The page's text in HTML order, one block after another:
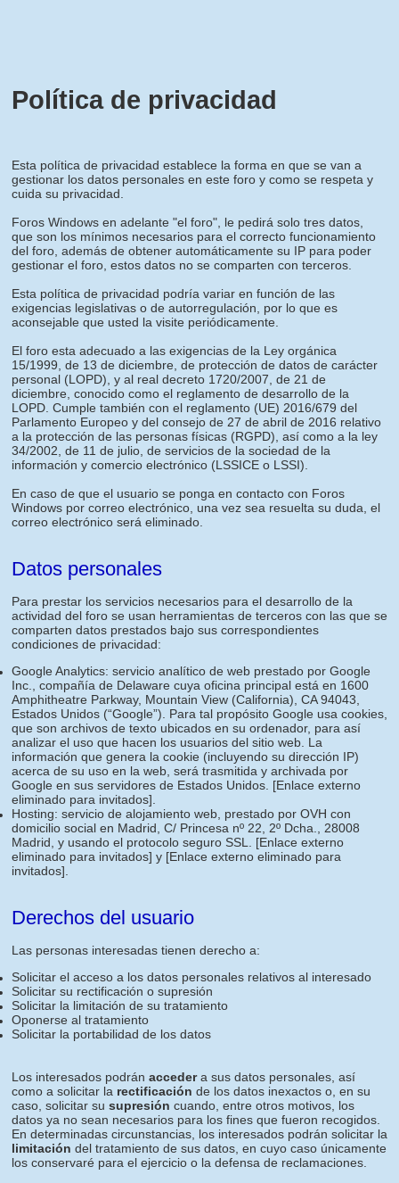
Política de privacidad
Esta política de privacidad establece la forma en que se van a
gestionar los datos personales en este foro y como se respeta y
cuida su privacidad.
Foros Windows en adelante "el foro", le pedirá solo tres datos,
que son los mínimos necesarios para el correcto funcionamiento
del foro, además de obtener automáticamente su IP para poder
gestionar el foro, estos datos no se comparten con terceros.
Esta política de privacidad podría variar en función de las
exigencias legislativas o de autorregulación, por lo que es
aconsejable que usted la visite periódicamente.
El foro esta adecuado a las exigencias de la Ley orgánica
15/1999, de 13 de diciembre, de protección de datos de carácter
personal (LOPD), y al real decreto 1720/2007, de 21 de
diciembre, conocido como el reglamento de desarrollo de la
LOPD. Cumple también con el reglamento (UE) 2016/679 del
Parlamento Europeo y del consejo de 27 de abril de 2016 relativo
a la protección de las personas físicas (RGPD), así como a la ley
34/2002, de 11 de julio, de servicios de la sociedad de la
información y comercio electrónico (LSSICE o LSSI).
En caso de que el usuario se ponga en contacto con Foros
Windows por correo electrónico, una vez sea resuelta su duda, el
correo electrónico será eliminado.
Datos personales
Para prestar los servicios necesarios para el desarrollo de la
actividad del foro se usan herramientas de terceros con las que se
comparten datos prestados bajo sus correspondientes
condiciones de privacidad:
Google Analytics: servicio analítico de web prestado por Google
Inc., compañía de Delaware cuya oficina principal está en 1600
Amphitheatre Parkway, Mountain View (California), CA 94043,
Estados Unidos (“Google”). Para tal propósito Google usa cookies,
que son archivos de texto ubicados en su ordenador, para así
analizar el uso que hacen los usuarios del sitio web. La
información que genera la cookie (incluyendo su dirección IP)
acerca de su uso en la web, será trasmitida y archivada por
Google en sus servidores de Estados Unidos. [Enlace externo
eliminado para invitados]
Hosting: servicio de alojamiento web, prestado por OVH con
domicilio social en Madrid, C/ Princesa nº 22, 2º Dcha., 28008
Madrid, y usando el protocolo seguro SSL. [Enlace externo
eliminado para invitados] y [Enlace externo eliminado para
invitados]
Derechos del usuario
Las personas interesadas tienen derecho a:
Solicitar el acceso a los datos personales relativos al interesado
Solicitar su rectificación o supresión
Solicitar la limitación de su tratamiento
Oponerse al tratamiento
Solicitar la portabilidad de los datos
Los interesados podrán accedera sus datos personales, así
como a solicitar la rectificación de los datos inexactos o, en su
caso, solicitar su supresión cuando, entre otros motivos, los
datos ya no sean necesarios para los fines que fueron recogidos.
En determinadas circunstancias, los interesados podrán solicitar la
limitación del tratamiento de sus datos, en cuyo caso únicamente
los conservaré para el ejercicio o la defensa de reclamaciones.